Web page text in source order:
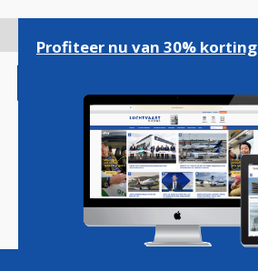
gaan
Magazine Podcasts
Profiteer nu van 30% korting